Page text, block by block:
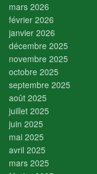
mars 2026
février 2026
janvier 2026
décembre 2025
novembre 2025
octobre 2025
septembre 2025
août 2025
juillet 2025
juin 2025
mai 2025
avril 2025
mars 2025